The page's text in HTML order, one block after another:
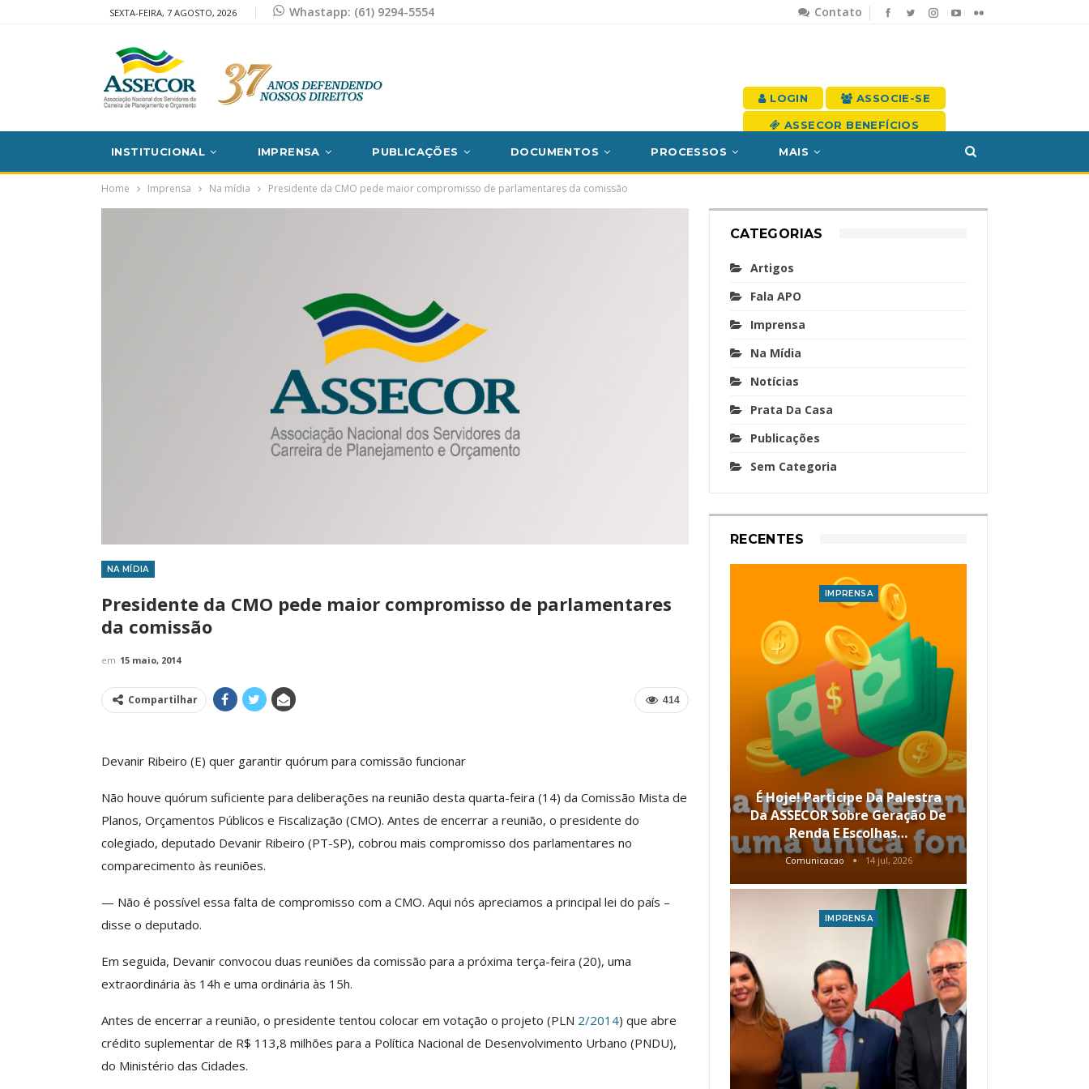
Contato
SEXTA-FEIRA, 7 AGOSTO, 2026 Whastapp: (61) 9294-5554
LOGIN ASSOCIE-SE
ASSECOR BENEFÍCIOS
INSTITUCIONAL IMPRENSA PUBLICAÇÕES DOCUMENTOS PROCESSOS MAIS
Home Imprensa Na mídia Presidente da CMO pede maior compromisso de parlamentares da comissão
NA MÍDIA
Presidente da CMO pede maior compromisso de parlamentares
da comissão
em 15 maio, 2014
414
Compartilhar
Devanir Ribeiro (E) quer garantir quórum para comissão funcionar
Não houve quórum suficiente para deliberações na reunião desta quarta-feira (14) da Comissão Mista de
Planos, Orçamentos Públicos e Fiscalização (CMO). Antes de encerrar a reunião, o presidente do
colegiado, deputado Devanir Ribeiro (PT-SP), cobrou mais compromisso dos parlamentares no
comparecimento às reuniões.
— Não é possível essa falta de compromisso com a CMO. Aqui nós apreciamos a principal lei do país –
disse o deputado.
Em seguida, Devanir convocou duas reuniões da comissão para a próxima terça-feira (20), uma
extraordinária às 14h e uma ordinária às 15h.
Antes de encerrar a reunião, o presidente tentou colocar em votação o projeto (PLN 2/2014) que abre
crédito suplementar de R$ 113,8 milhões para a Política Nacional de Desenvolvimento Urbano (PNDU),
do Ministério das Cidades.
CATEGORIAS
Artigos
Fala APO
Imprensa
Na Mídia
Notícias
Prata Da Casa
Publicações
Sem Categoria
RECENTES
De Benefícios ASSECOR
Dezenas De Escolas De
Presidente Da ASSECOR
Participa De Debate Sobre A
Unificação Das Carreiras Do…
ASSECOR Lança Campanha De
Filiação 2026 E Reforça
Importância Da Participação…
IMPRENSA
É Hoje! Participe Da Palestra
Da ASSECOR Sobre Geração De
Renda E Escolhas…
Comunicacao 14 jul, 2026
IMPRENSA